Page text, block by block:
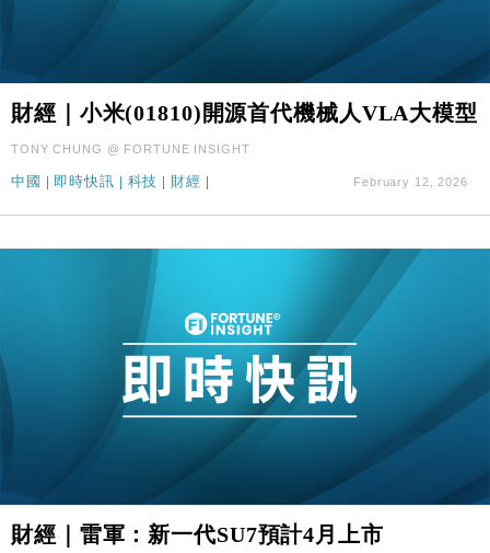
財經｜小米(01810)開源首代機械人VLA大模型
TONY CHUNG @ FORTUNE INSIGHT
中國 | 即時快訊 | 科技 | 財經 | February 12, 2026
財經｜雷軍：新一代SU7預計4月上市